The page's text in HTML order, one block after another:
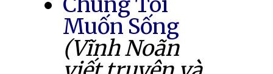
Muốn Sống
(Vĩnh Noãn